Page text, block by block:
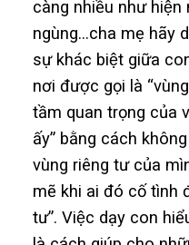
càng nhiều như hiện
ngùng…cha mẹ hãy
sự khác biệt giữa
nơi được gọi là
tầm quan trọng của
ấy” bằng cách
vùng riêng tư của
mẽ khi ai đó cố tình
tư”. Việc dạy con